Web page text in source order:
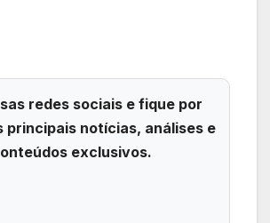
redes sociais e fique por
principais notícias, análises e
exclusivos.